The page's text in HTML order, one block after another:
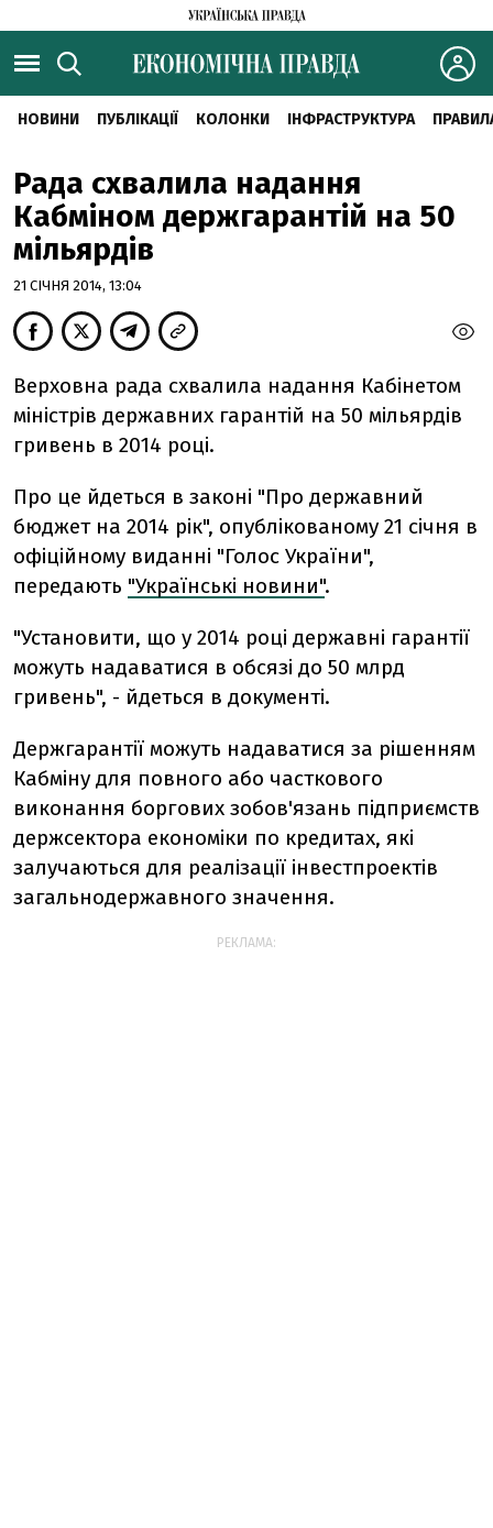
НОВИНИ ПУБЛІКАЦІЇ КОЛОНКИ ІНФРАСТРУКТУРА
Рада схвалила надання
Кабміном держгарантій на 50
мільярдів
21 СІЧНЯ 2014, 13:04
Верховна рада схвалила надання Кабінетом
міністрів державних гарантій на 50 мільярдів
гривень в 2014 році.
Про це йдеться в законі "Про державний
бюджет на 2014 рік", опублікованому 21 січня в
офіційному виданні "Голос України",
передають "Українські новини".
"Установити, що у 2014 році державні гарантії
можуть надаватися в обсязі до 50 млрд
гривень", - йдеться в документі.
Держгарантії можуть надаватися за рішенням
Кабміну для повного або часткового
виконання боргових зобов'язань підприємств
держсектора економіки по кредитах, які
залучаються для реалізації інвестпроектів
загальнодержавного значення.
РЕКЛАМА: